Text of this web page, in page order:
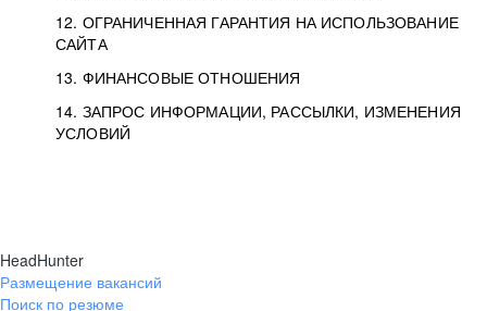
12. ОГРАНИЧЕННАЯ ГАРАНТИЯ НА ИСПОЛЬЗОВАНИЕ
САЙТА
13. ФИНАНСОВЫЕ ОТНОШЕНИЯ
14. ЗАПРОС ИНФОРМАЦИИ, РАССЫЛКИ, ИЗМЕНЕНИЯ
УСЛОВИЙ
HeadHunter
Размещение вакансий
Поиск по резюме